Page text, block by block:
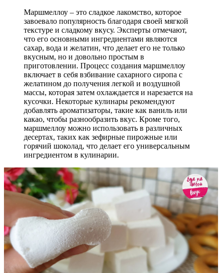
Маршмеллоу – это сладкое лакомство, которое
завоевало популярность благодаря своей мягкой
текстуре и сладкому вкусу. Эксперты отмечают,
что его основными ингредиентами являются
сахар, вода и желатин, что делает его не только
вкусным, но и довольно простым в
приготовлении. Процесс создания маршмеллоу
включает в себя взбивание сахарного сиропа с
желатином до получения легкой и воздушной
массы, которая затем охлаждается и нарезается на
кусочки. Некоторые кулинары рекомендуют
добавлять ароматизаторы, такие как ваниль или
какао, чтобы разнообразить вкус. Кроме того,
маршмеллоу можно использовать в различных
десертах, таких как зефирные пирожные или
горячий шоколад, что делает его универсальным
ингредиентом в кулинарии.